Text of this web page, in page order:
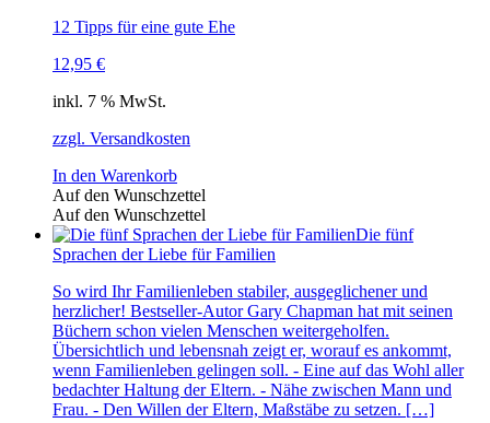
12 Tipps für eine gute Ehe
12,95 €
inkl. 7 % MwSt.
zzgl. Versandkosten
In den Warenkorb
Auf den Wunschzettel
Auf den Wunschzettel
Die fünf
Sprachen der Liebe für Familien
So wird Ihr Familienleben stabiler, ausgeglichener und
herzlicher! Bestseller-Autor Gary Chapman hat mit seinen
Büchern schon vielen Menschen weitergeholfen.
Übersichtlich und lebensnah zeigt er, worauf es ankommt,
wenn Familienleben gelingen soll. - Eine auf das Wohl aller
bedachter Haltung der Eltern. - Nähe zwischen Mann und
Frau. - Den Willen der Eltern, Maßstäbe zu setzen. […]